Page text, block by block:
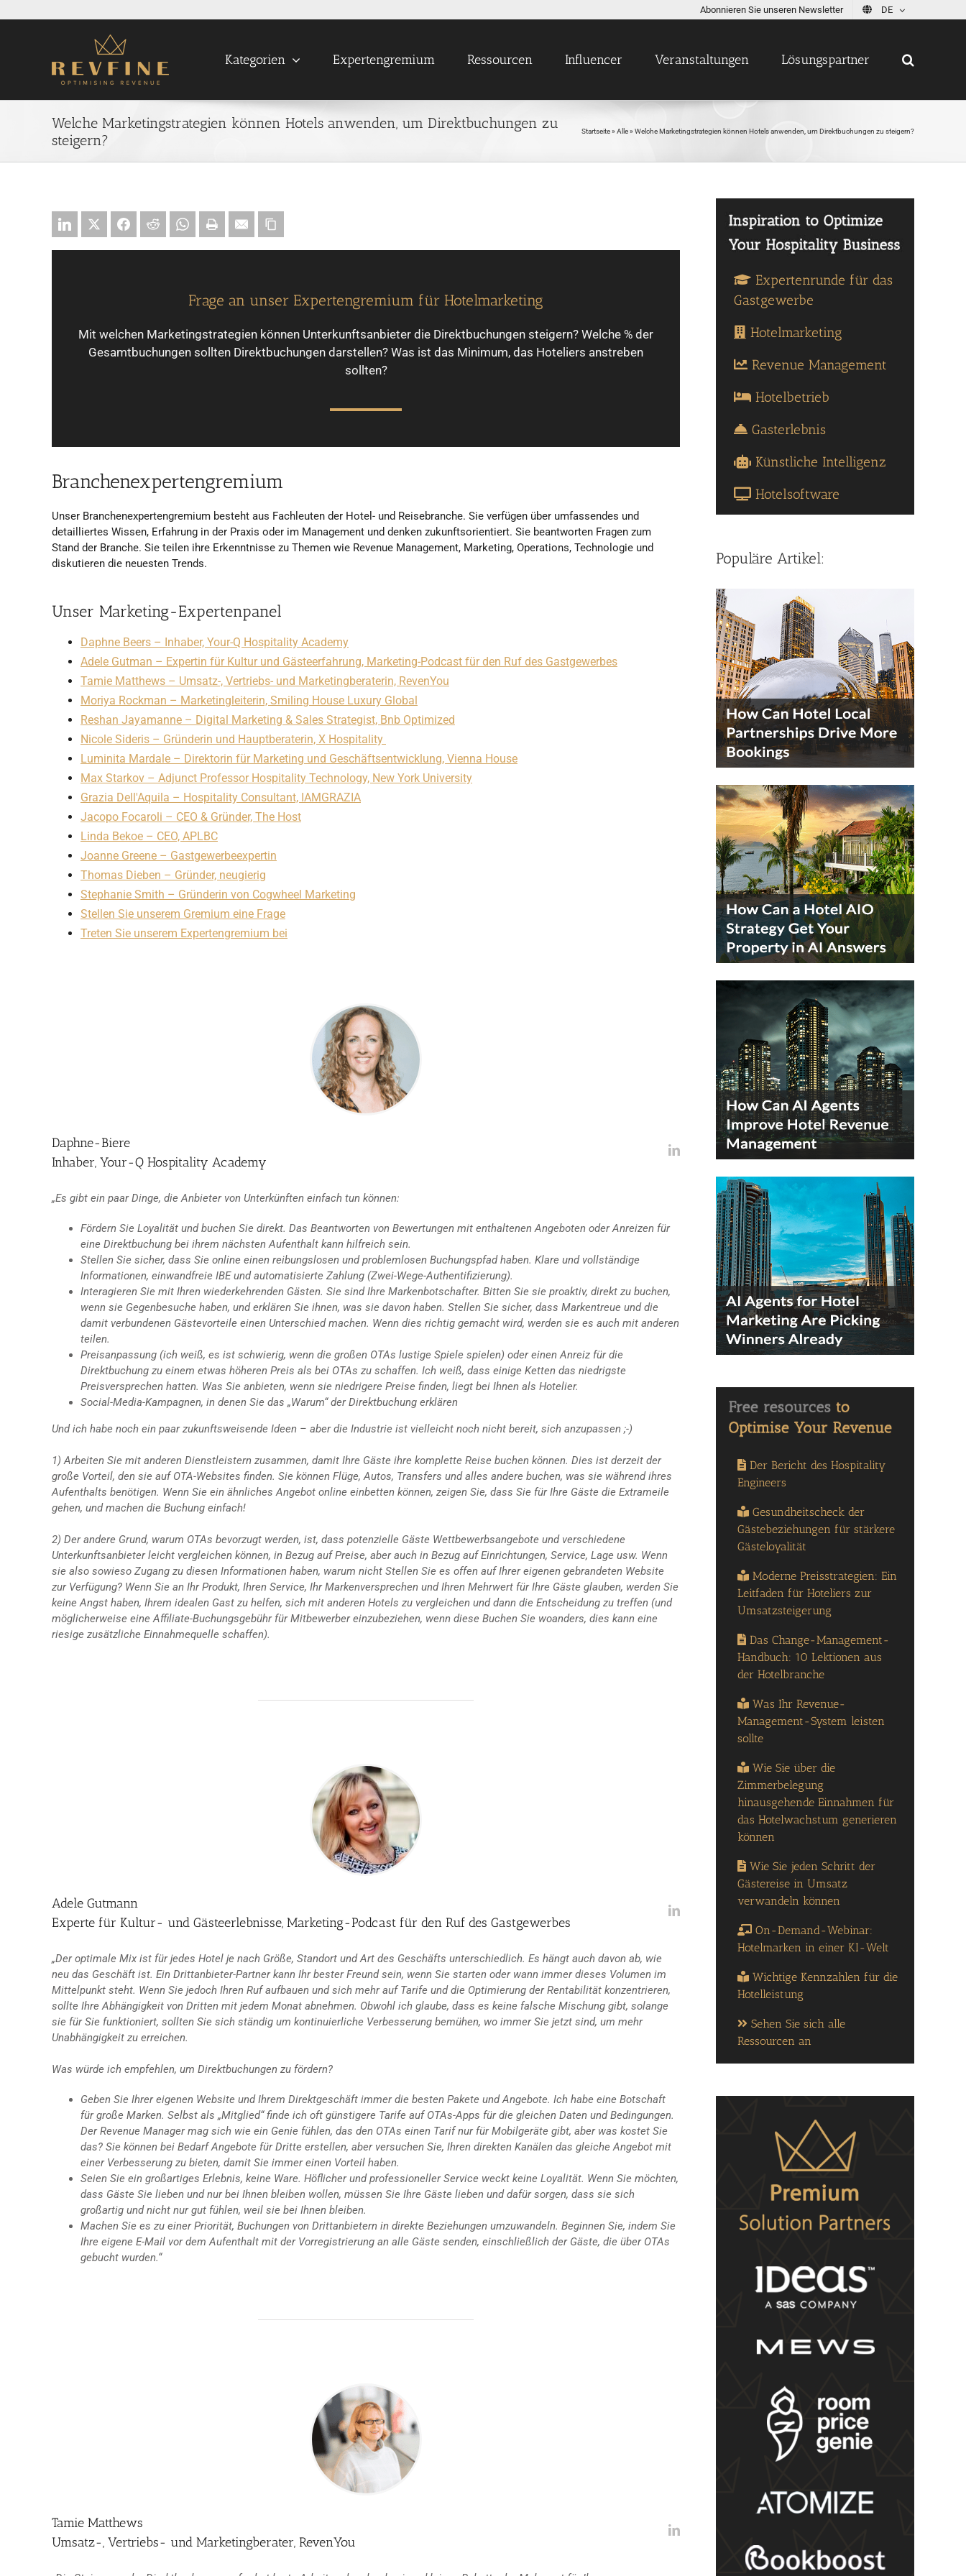
Abonnieren Sie unseren Newsletter DE
Kategorien Expertengremium Ressourcen Influencer Veranstaltungen Lösungspartner
Welche Marketingstrategien können Hotels anwenden, um Direktbuchungen zu
steigern?
Startseite» Alle» Welche Marketingstrategien können Hotels anwenden, um Direktbuchungen zu steigern?
Frage an unser Expertengremium für Hotelmarketing
Mit welchen Marketingstrategien können Unterkunftsanbieter die Direktbuchungen steigern? Welche % der
Gesamtbuchungen sollten Direktbuchungen darstellen? Was ist das Minimum, das Hoteliers anstreben
sollten?
Branchenexpertengremium
Unser Branchenexpertengremium besteht aus Fachleuten der Hotel- und Reisebranche. Sie verfügen über umfassendes und
detailliertes Wissen, Erfahrung in der Praxis oder im Management und denken zukunftsorientiert. Sie beantworten Fragen zum
Stand der Branche. Sie teilen ihre Erkenntnisse zu Themen wie Revenue Management, Marketing, Operations, Technologie und
diskutieren die neuesten Trends.
Unser Marketing-Expertenpanel
Daphne Beers – Inhaber, Your-Q Hospitality Academy
Adele Gutman – Expertin für Kultur und Gästeerfahrung, Marketing-Podcast für den Ruf des Gastgewerbes
Tamie Matthews – Umsatz-, Vertriebs- und Marketingberaterin, RevenYou
Moriya Rockman – Marketingleiterin, Smiling House Luxury Global
Reshan Jayamanne – Digital Marketing & Sales Strategist, Bnb Optimized
Nicole Sideris – Gründerin und Hauptberaterin, X Hospitality
Luminita Mardale – Direktorin für Marketing und Geschäftsentwicklung, Vienna House
Max Starkov – Adjunct Professor Hospitality Technology, New York University
Grazia Dell'Aquila – Hospitality Consultant, IAMGRAZIA
Jacopo Focaroli – CEO & Gründer, The Host
Linda Bekoe – CEO, APLBC
Joanne Greene – Gastgewerbeexpertin
Thomas Dieben – Gründer, neugierig
Stephanie Smith – Gründerin von Cogwheel Marketing
Stellen Sie unserem Gremium eine Frage
Treten Sie unserem Expertengremium bei
Daphne-Biere
Inhaber, Your-Q Hospitality Academy
„Es gibt ein paar Dinge, die Anbieter von Unterkünften einfach tun können:
Fördern Sie Loyalität und buchen Sie direkt. Das Beantworten von Bewertungen mit enthaltenen Angeboten oder Anreizen für
eine Direktbuchung bei ihrem nächsten Aufenthalt kann hilfreich sein.
Stellen Sie sicher, dass Sie online einen reibungslosen und problemlosen Buchungspfad haben. Klare und vollständige
Informationen, einwandfreie IBE und automatisierte Zahlung (Zwei-Wege-Authentifizierung).
Interagieren Sie mit Ihren wiederkehrenden Gästen. Sie sind Ihre Markenbotschafter. Bitten Sie sie proaktiv, direkt zu buchen,
wenn sie Gegenbesuche haben, und erklären Sie ihnen, was sie davon haben. Stellen Sie sicher, dass Markentreue und die
damit verbundenen Gästevorteile einen Unterschied machen. Wenn dies richtig gemacht wird, werden sie es auch mit anderen
teilen.
Preisanpassung (ich weiß, es ist schwierig, wenn die großen OTAs lustige Spiele spielen) oder einen Anreiz für die
Direktbuchung zu einem etwas höheren Preis als bei OTAs zu schaffen. Ich weiß, dass einige Ketten das niedrigste
Preisversprechen hatten. Was Sie anbieten, wenn sie niedrigere Preise finden, liegt bei Ihnen als Hotelier.
Social-Media-Kampagnen, in denen Sie das „Warum“ der Direktbuchung erklären
Und ich habe noch ein paar zukunftsweisende Ideen – aber die Industrie ist vielleicht noch nicht bereit, sich anzupassen ;-)
1) Arbeiten Sie mit anderen Dienstleistern zusammen, damit Ihre Gäste ihre komplette Reise buchen können. Dies ist derzeit der
große Vorteil, den sie auf OTA-Websites finden. Sie können Flüge, Autos, Transfers und alles andere buchen, was sie während ihres
Aufenthalts benötigen. Wenn Sie ein ähnliches Angebot online einbetten können, zeigen Sie, dass Sie für Ihre Gäste die Extrameile
gehen, und machen die Buchung einfach!
2) Der andere Grund, warum OTAs bevorzugt werden, ist, dass potenzielle Gäste Wettbewerbsangebote und verschiedene
Unterkunftsanbieter leicht vergleichen können, in Bezug auf Preise, aber auch in Bezug auf Einrichtungen, Service, Lage usw. Wenn
sie also sowieso Zugang zu diesen Informationen haben, warum nicht Stellen Sie es offen auf Ihrer eigenen gebrandeten Website
zur Verfügung? Wenn Sie an Ihr Produkt, Ihren Service, Ihr Markenversprechen und Ihren Mehrwert für Ihre Gäste glauben, werden Sie
keine Angst haben, Ihrem idealen Gast zu helfen, sich mit anderen Hotels zu vergleichen und dann die Entscheidung zu treffen (und
möglicherweise eine Affiliate-Buchungsgebühr für Mitbewerber einzubeziehen, wenn diese Buchen Sie woanders, dies kann eine
riesige zusätzliche Einnahmequelle schaffen).
Adele Gutmann
Experte für Kultur- und Gästeerlebnisse, Marketing-Podcast für den Ruf des Gastgewerbes
„Der optimale Mix ist für jedes Hotel je nach Größe, Standort und Art des Geschäfts unterschiedlich. Es hängt auch davon ab, wie
neu das Geschäft ist. Ein Drittanbieter-Partner kann Ihr bester Freund sein, wenn Sie starten oder wann immer dieses Volumen im
Mittelpunkt steht. Wenn Sie jedoch Ihren Ruf aufbauen und sich mehr auf Tarife und die Optimierung der Rentabilität konzentrieren,
sollte Ihre Abhängigkeit von Dritten mit jedem Monat abnehmen. Obwohl ich glaube, dass es keine falsche Mischung gibt, solange
sie für Sie funktioniert, sollten Sie sich ständig um kontinuierliche Verbesserung bemühen, wo immer Sie jetzt sind, um mehr
Unabhängigkeit zu erreichen.
Was würde ich empfehlen, um Direktbuchungen zu fördern?
Geben Sie Ihrer eigenen Website und Ihrem Direktgeschäft immer die besten Pakete und Angebote. Ich habe eine Botschaft
für große Marken. Selbst als „Mitglied“ finde ich oft günstigere Tarife auf OTAs-Apps für die gleichen Daten und Bedingungen.
Der Revenue Manager mag sich wie ein Genie fühlen, das den OTAs einen Tarif nur für Mobilgeräte gibt, aber was kostet Sie
das? Sie können bei Bedarf Angebote für Dritte erstellen, aber versuchen Sie, Ihren direkten Kanälen das gleiche Angebot mit
einer Verbesserung zu bieten, damit Sie immer einen Vorteil haben.
Seien Sie ein großartiges Erlebnis, keine Ware. Höflicher und professioneller Service weckt keine Loyalität. Wenn Sie möchten,
dass Gäste Sie lieben und nur bei Ihnen bleiben wollen, müssen Sie Ihre Gäste lieben und dafür sorgen, dass sie sich
großartig und nicht nur gut fühlen, weil sie bei Ihnen bleiben.
Machen Sie es zu einer Priorität, Buchungen von Drittanbietern in direkte Beziehungen umzuwandeln. Beginnen Sie, indem Sie
Ihre eigene E-Mail vor dem Aufenthalt mit der Vorregistrierung an alle Gäste senden, einschließlich der Gäste, die über OTAs
gebucht wurden.“
Tamie Matthews
Umsatz-, Vertriebs- und Marketingberater, RevenYou
Expertenrunde für das
Gastgewerbe
Hotelmarketing
Revenue Management
Hotelbetrieb
Gasterlebnis
Künstliche Intelligenz
Hotelsoftware
Populäre Artikel:
Der Bericht des Hospitality
Engineers
Gesundheitscheck der
Gästebeziehungen für stärkere
Gästeloyalität
Moderne Preisstrategien: Ein
Leitfaden für Hoteliers zur
Umsatzsteigerung
Das Change-Management-
Handbuch: 10 Lektionen aus
der Hotelbranche
Was Ihr Revenue-
Management-System leisten
sollte
Wie Sie über die
Zimmerbelegung
hinausgehende Einnahmen für
das Hotelwachstum generieren
können
Wie Sie jeden Schritt der
Gästereise in Umsatz
verwandeln können
On-Demand-Webinar:
Hotelmarken in einer KI-Welt
Wichtige Kennzahlen für die
Hotelleistung
Sehen Sie sich alle
Ressourcen an